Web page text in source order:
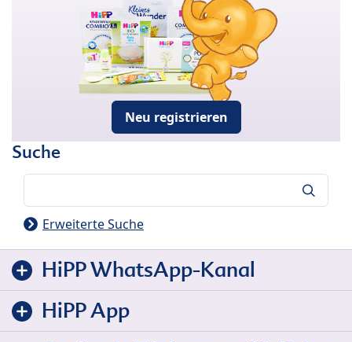
Neu registrieren
Suche
Erweiterte Suche
HiPP WhatsApp-Kanal
HiPP App